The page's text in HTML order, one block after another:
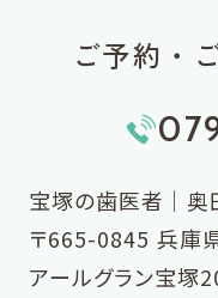
ご予約・
宝塚の歯医者｜奥
〒665-0845 兵庫
アールグラン宝塚